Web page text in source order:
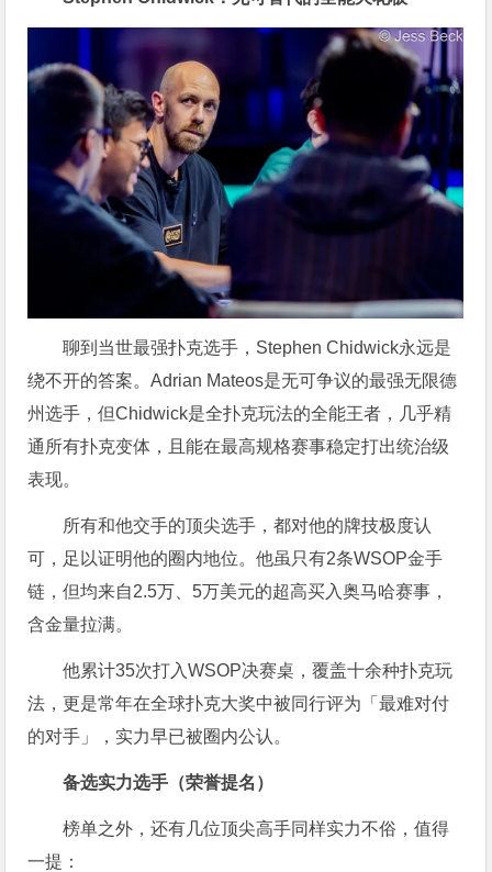
聊到当世最强扑克选手，Stephen Chidwick永远是
绕不开的答案。Adrian Mateos是无可争议的最强无限德
州选手，但Chidwick是全扑克玩法的全能王者，几乎精
通所有扑克变体，且能在最高规格赛事稳定打出统治级
表现。
所有和他交手的顶尖选手，都对他的牌技极度认
可，足以证明他的圈内地位。他虽只有2条WSOP金手
链，但均来自2.5万、5万美元的超高买入奥马哈赛事，
含金量拉满。
他累计35次打入WSOP决赛桌，覆盖十余种扑克玩
法，更是常年在全球扑克大奖中被同行评为「最难对付
的对手」，实力早已被圈内公认。
备选实力选手（荣誉提名）
榜单之外，还有几位顶尖高手同样实力不俗，值得
一提：